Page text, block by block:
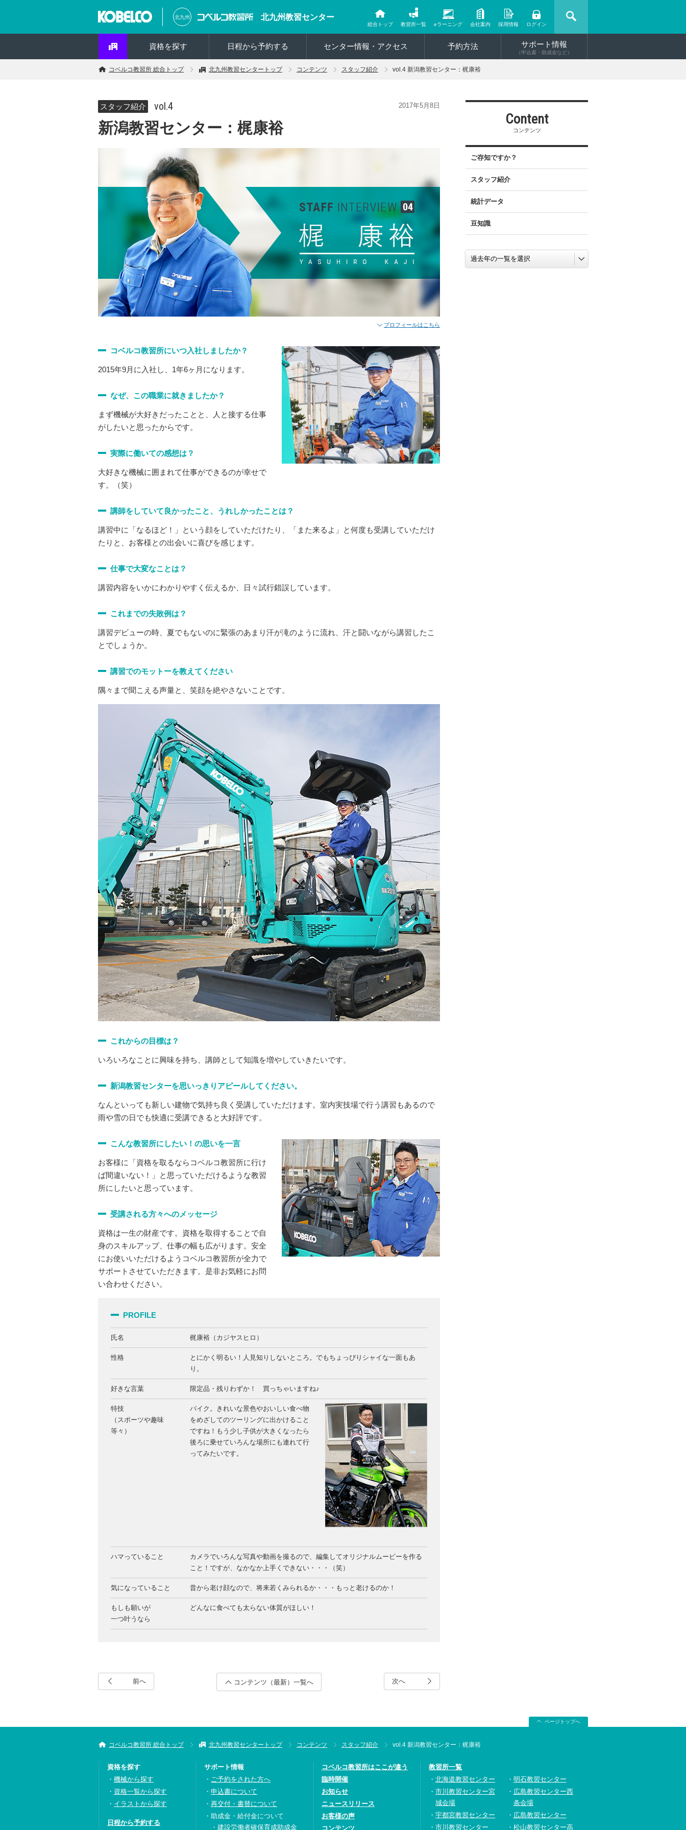
北九州 北九州教習センター
総合トップ 教習所一覧 eラーニング 会社案内 採用情報 ログイン
資格を探す 日程から予約する センター情報・アクセス 予約方法 サポート情報
（申込書・助成金など）
コベルコ教習所 総合トップ 北九州教習センタートップ コンテンツ スタッフ紹介 vol.4 新潟教習センター：梶康裕
スタッフ紹介 vol.4 2017年5月8日
新潟教習センター：梶康裕
プロフィールはこちら
コベルコ教習所にいつ入社しましたか？
2015年9月に入社し、1年6ヶ月になります。
なぜ、この職業に就きましたか？
まず機械が大好きだったことと、人と接する仕事
がしたいと思ったからです。
実際に働いての感想は？
大好きな機械に囲まれて仕事ができるのが幸せで
す。（笑）
講師をしていて良かったこと、うれしかったことは？
講習中に「なるほど！」という顔をしていただけたり、「また来るよ」と何度も受講していただけ
たりと、お客様との出会いに喜びを感じます。
仕事で大変なことは？
講習内容をいかにわかりやすく伝えるか、日々試行錯誤しています。
これまでの失敗例は？
講習デビューの時、夏でもないのに緊張のあまり汗が滝のように流れ、汗と闘いながら講習したこ
とでしょうか。
講習でのモットーを教えてください
隅々まで聞こえる声量と、笑顔を絶やさないことです。
これからの目標は？
いろいろなことに興味を持ち、講師として知識を増やしていきたいです。
新潟教習センターを思いっきりアピールしてください。
なんといっても新しい建物で気持ち良く受講していただけます。室内実技場で行う講習もあるので
雨や雪の日でも快適に受講できると大好評です。
こんな教習所にしたい！の思いを一言
お客様に「資格を取るならコベルコ教習所に行け
ば間違いない！」と思っていただけるような教習
所にしたいと思っています。
受講される方々へのメッセージ
資格は一生の財産です。資格を取得することで自
身のスキルアップ、仕事の幅も広がります。安全
にお使いいただけるようコベルコ教習所が全力で
サポートさせていただきます。是非お気軽にお問
い合わせください。
PROFILE
氏名 梶康裕（カジヤスヒロ）
性格
とにかく明るい！人見知りしないところ。でもちょっぴりシャイな一面もあ
り。
好きな言葉 限定品・残りわずか！ 買っちゃいますね♪
特技
（スポーツや趣味
等々）
バイク。きれいな景色やおいしい食べ物
をめざしてのツーリングに出かけること
ですね！もう少し子供が大きくなったら
後ろに乗せていろんな場所にも連れて行
ってみたいです。
ハマっていること
カメラでいろんな写真や動画を撮るので、編集してオリジナルムービーを作る
こと！ですが、なかなか上手くできない・・・（笑）
気になっていること 昔から老け顔なので、将来若くみられるか・・・もっと老けるのか！
もしも願いが
一つ叶うなら
どんなに食べても太らない体質がほしい！
前へ コンテンツ （最新） 一覧へ 次へ
Content
コンテンツ
ご存知ですか？
スタッフ紹介
統計データ
豆知識
ページトップへ
コベルコ教習所 総合トップ 北九州教習センタートップ コンテンツ スタッフ紹介 vol.4 新潟教習センター：梶康裕
資格を探す
機械から探す
資格一覧から探す
イラストから探す
日程から予約する
サポート情報
ご予約をされた方へ
申込書について
再交付・書替について
助成金・給付金について
建設労働者確保育成助成金
コベルコ教習所はここが違う
臨時開催
お知らせ
ニュースリリース
お客様の声
コンテンツ
教習所一覧
北海道教習センター
市川教習センター宮
城会場
宇都宮教習センター
市川教習センター
明石教習センター
広島教習センター西
条会場
広島教習センター
松山教習センター高